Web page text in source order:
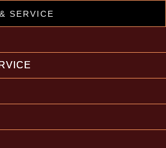
SERVICE
& Audiotechnik
Reparatur